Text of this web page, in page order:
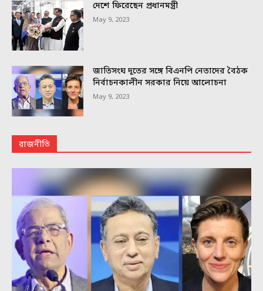
দেশে ফিরেছেন প্রধানমন্ত্রী
May 9, 2023
জাতিসংঘ দূতের সঙ্গে বিএনপি নেতাদের বৈঠক
নির্বাচনকালীন সরকার নিয়ে আলোচনা
May 9, 2023
রাজনীতি